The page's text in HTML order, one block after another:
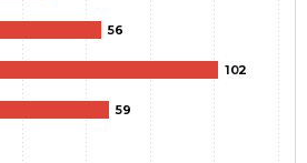
56
102
59